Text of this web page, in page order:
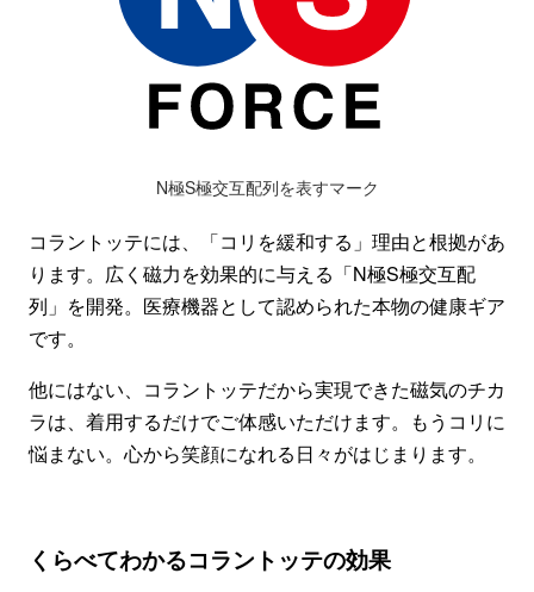
N極S極交互配列を表すマーク
コラントッテには、「コリを緩和する」理由と根拠があ
ります。広く磁力を効果的に与える「N極S極交互配
列」を開発。医療機器として認められた本物の健康ギア
です。
他にはない、コラントッテだから実現できた磁気のチカ
ラは、着用するだけでご体感いただけます。もうコリに
悩まない。心から笑顔になれる日々がはじまります。
くらべてわかるコラントッテの効果